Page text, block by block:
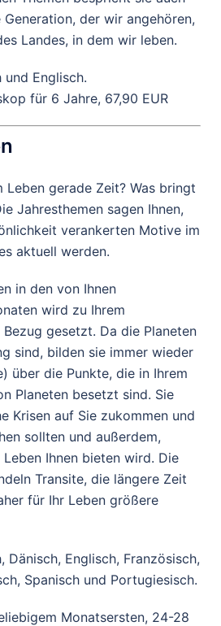
der wir angehören,
Landes, in dem wir leben.
Englisch.
für 6 Jahre, 67,90 EUR
Leben gerade Zeit? Was bringt
Jahresthemen sagen Ihnen,
verankerten Motive im
aktuell werden.
in den von Ihnen
wird zu Ihrem
gesetzt. Da die Planeten
sind, bilden sie immer wieder
über die Punkte, die in Ihrem
Planeten besetzt sind. Sie
Krisen auf Sie zukommen und
sollten und außerdem,
Ihnen bieten wird. Die
Transite, die längere Zeit
für Ihr Leben größere
Dänisch, Englisch, Französisch,
Spanisch und Portugiesisch.
Monatsersten, 24-28